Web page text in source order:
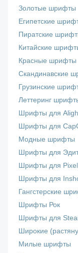
Золотые шрифты
Египетские
Пиратские
Китайские
Красные шрифты
Скандинавские
Грузинские
Леттеринг
Шрифты для
Шрифты для
Модные шрифты
Шрифты для
Шрифты для
Шрифты для
Гангстерские
Шрифты Рок
Шрифты для
Широкие
Милые шрифты